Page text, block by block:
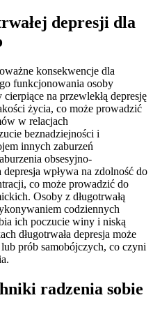
depresji dla
konsekwencje dla
funkcjonowania osoby
na przewlekłą depresję
życia, co może prowadzić
w relacjach
beznadziejności i
innych zaburzeń
obsesyjno-
wpływa na zdolność do
co może prowadzić do
Osoby z długotrwałą
codziennych
ich poczucie winy i niską
długotrwała depresja może
prób samobójczych, co czyni
radzenia sobie